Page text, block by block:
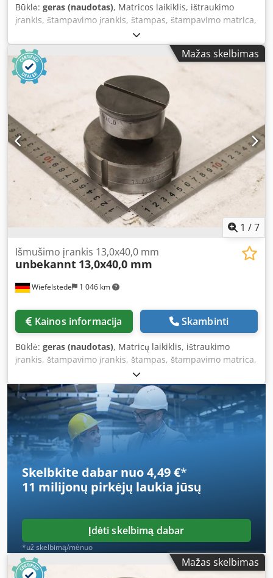
Būklė: geras (naudotas), Matricos laikiklis, ištraukimo
įrankis, štampavimo įrankis, štampas, štampavimo matrica,
štampavimo antgalis, štampavimo antgalis, ilgojo skylės
formos štampas, štampavimo antgalių ir matricų rinkinys
ilgojo skylės formos štampui. -Štampavimo antgalis:
štampavimo antgalių ir matricų rinkinys, ilgojo skylės
formos štampas. -Matmenys: 20,0 x 40,0 mm -Matrica: 20,7
x 40,7 mm Dsdpfxjzr Ewvo Acqokr -Transportavimo
matmenys: Ø 90 x 80 mm -Svoris: 2,1 kg
Mažas skelbimas
1 /7
Wiefelstede 1 046 km
Išmušimo įrankis 13,0x40,0 mm
unbekannt 13,0x40,0 mm
Kainos informacija Skambinti
Būklė: geras (naudotas), Matricų laikiklis, ištraukimo
įrankis, štampavimo įrankis, štampas, štampavimo matrica,
štampavimo plienas, štampavimo plienas, ilgojo skylės
formos įrankis, štampavimo plieno ir matricų komplektas,
ilgojo skylės formos įrankis -Štampavimo plienas:
štampavimo plieno ir matricų komplektas, ilgojo skylės
formos įrankis -Matmenys: 13,0 x 40,0 mm -Matrica: 13,7 x
40,7 mm -Kiekis: 2 vnt. štampavimo įrankių -Kaina: už
vienetą Dkodpezr Eprsfx Acqjr -Transportavimo matmenys:
Skelbkite dabar nuo 4,49 €*
11 milijonų pirkėjų laukia jūsų
Įdėti skelbimą dabar
*už skelbimą/mėnuo
Mažas skelbimas